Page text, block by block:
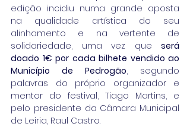
edição incidiu numa grande aposta
na qualidade artística do seu
alinhamento e na vertente de
solidariedade, uma vez que será
doado 1€ por cada bilhete vendido ao
Município de Pedrogão, segundo
palavras do próprio organizador e
mentor do festival, Tiago Martins, e
pelo presidente da Câmara Municipal
de Leiria, Raul Castro.